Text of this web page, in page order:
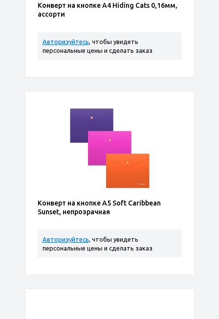
Конверт на кнопке А4 Hiding Cats 0,16мм,
ассорти
Авторизуйтесь, чтобы увидеть
персональные цены и сделать заказ
Конверт на кнопке A5 Soft Caribbean
Sunset, непрозрачная
Авторизуйтесь, чтобы увидеть
персональные цены и сделать заказ